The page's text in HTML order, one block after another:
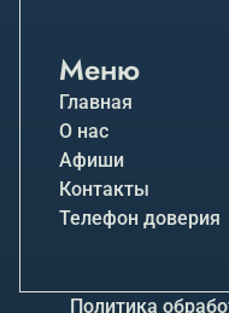
Меню
Главная
О нас
Афиши
Контакты
Телефон доверия
Политика